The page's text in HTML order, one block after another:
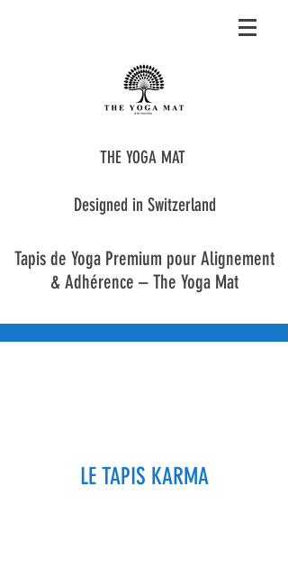
THE YOGA MAT
Designed in Switzerland
Tapis de Yoga Premium pour Alignement
& Adhérence – The Yoga Mat
LE TAPIS KARMA